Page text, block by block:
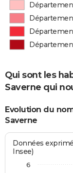
Qui sont les
Saverne qui
Evolution du
Saverne
Données
Insee)
6